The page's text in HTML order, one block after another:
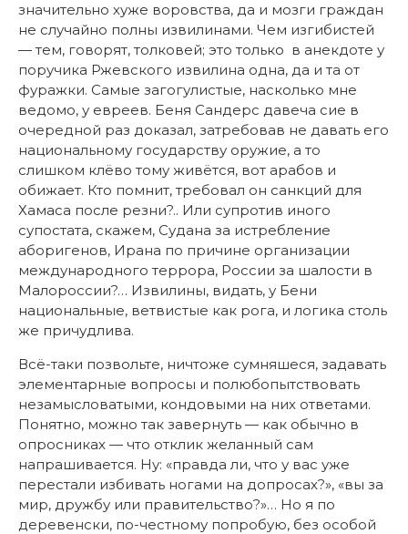
значительно хуже воровства, да и мозги граждан
не случайно полны извилинами. Чем изгибистей
— тем, говорят, толковей; это только в анекдоте у
поручика Ржевского извилина одна, да и та от
фуражки. Самые загогулистые, насколько мне
ведомо, у евреев. Беня Сандерс давеча сие в
очередной раз доказал, затребовав не давать его
национальному государству оружие, а то
слишком клёво тому живётся, вот арабов и
обижает. Кто помнит, требовал он санкций для
Хамаса после резни?.. Или супротив иного
супостата, скажем, Судана за истребление
аборигенов, Ирана по причине организации
международного террора, России за шалости в
Малороссии?… Извилины, видать, у Бени
национальные, ветвистые как рога, и логика столь
же причудлива.
Всё-таки позвольте, ничтоже сумняшеся, задавать
элементарные вопросы и полюбопытствовать
незамысловатыми, кондовыми на них ответами.
Понятно, можно так завернуть — как обычно в
опросниках — что отклик желанный сам
напрашивается. Ну: «правда ли, что у вас уже
перестали избивать ногами на допросах?», «вы за
мир, дружбу или правительство?»… Но я по
деревенски, по-честному попробую, без особой